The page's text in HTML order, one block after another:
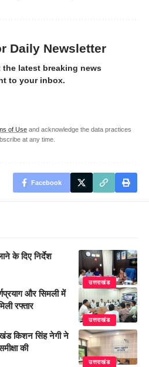
Daily Newsletter
the latest breaking news
to your inbox.
of Use and acknowledge the data practices
at any time.
Facebook
उत्तराखंड
के दिए निर्देश
उत्तराखंड
और सिमली में
रफ्तार
उत्तराखंड
किशन सिंह नेगी ने
की